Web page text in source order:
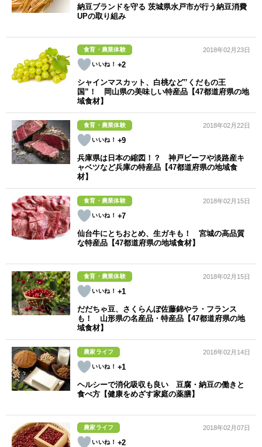
納豆ブランドを守る 茨城県水戸市が行う納豆消費
UPの取り組み
食育・農業体験
+2
2018年02月23日
シャインマスカット、白桃など‟くだもの王
国”！ 岡山県の美味しい特産品【47都道府県の地
域食材】
食育・農業体験
+9
2018年02月22日
兵庫県は日本の縮図！？ 神戸ビーフや淡路産キ
ャベツなど兵庫の特産品【47都道府県の地域食
材】
食育・農業体験
+7
2018年02月15日
仙台牛にとちおとめ、生ガキも！ 宮城の高品質
な特産品【47都道府県の地域食材】
食育・農業体験
+1
2018年02月15日
だだちゃ豆、さくらんぼ佐藤錦やラ・フランス
も！ 山形県の名産品・特産品【47都道府県の地
域食材】
農家ライフ
+1
2018年02月14日
ヘルシーで消化吸収も良い 豆腐・納豆の働きと
食べ方【健康をめざす家庭の薬膳】
農家ライフ
+2
2018年02月07日